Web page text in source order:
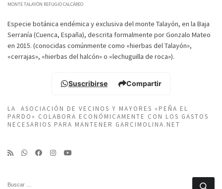
MONTE TALAYÓN REFUGIO CALCÁREO
Especie botánica endémica y exclusiva del monte Talayón, en la Baja
Serranía (Cuenca, España), descrita formalmente por Gonzalo Mateo
en 2015. (conocidas comúnmente como «hierbas del Talayón»,
«cerrajas», «hierbas del halcón» o «lechuguilla de roca»).
Suscribirse Compartir
LA ASOCIACIÓN DE VECINOS Y MAYORES «PEÑA EL
PARDO» COLABORA ECONÓMICAMENTE CON LOS GASTOS
NECESARIOS PARA MANTENER GARCIMOLINA.NET